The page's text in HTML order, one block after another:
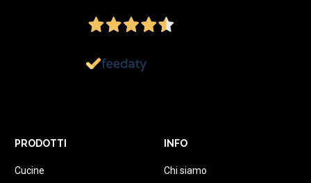
PRODOTTI
Cucine
INFO
Chi siamo